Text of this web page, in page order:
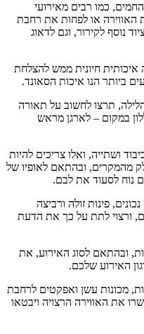
כמו רבים מאירועי
האווירה או לפחות את רחבת
נוסף לקירור, וגם לדאוג
איכותית חיונית ממש להצלחת
ביותר הנו איכות הסאונד.
תרצו לחשוב על תאורה
במקום – לארגן מראש
ושתייה, ואלו צריכים להיות
מהמקרים, ובהתאם לאופיו של
נוח לסעוד את לבם.
פינות זולה ורביצה
ורצוי לתת על כך את הדעת
ובהתאם לסוג האירוע, את
האירוע שלכם.
מכונות עשן ואפקטים לרחבת
את האווירה הרצויה ויבטאו